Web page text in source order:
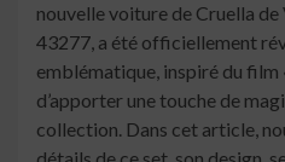
nouvelle voiture de Cruella
43277, a été officiellement
emblématique, inspiré du film
d’apporter une touche de
collection. Dans cet article,